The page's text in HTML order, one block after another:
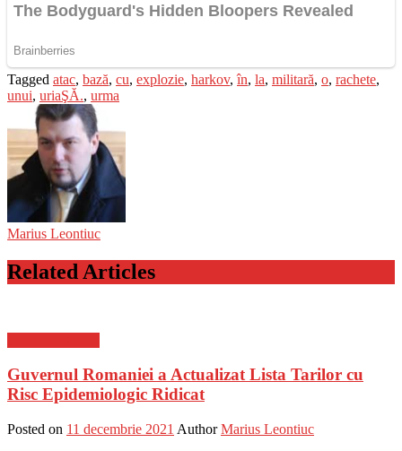
Tagged atac, bază, cu, explozie, harkov,în, la, militară, o, rachete,
unui, uriaŞĂ., urma
Marius Leontiuc
Related Articles
Guvernul Romaniei a Actualizat Lista Tarilor cu
Risc Epidemiologic Ridicat
Posted on 11 decembrie 2021 Author Marius Leontiuc